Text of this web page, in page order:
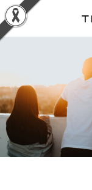
Skip
to
content